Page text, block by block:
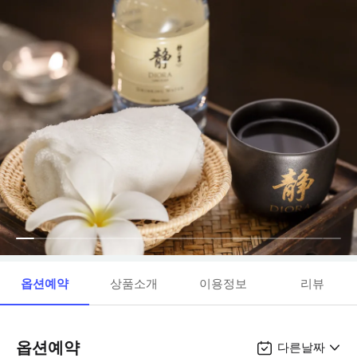
옵션예약 상품소개 이용정보 리뷰
옵션예약 다른날짜